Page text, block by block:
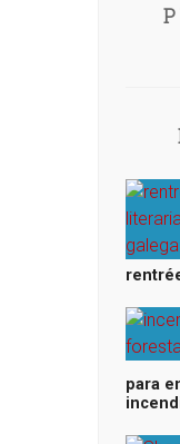
para